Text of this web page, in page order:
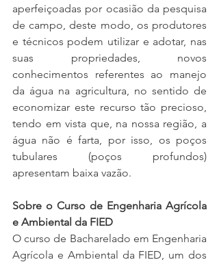
aperfeiçoadas por ocasião da pesquisa
de campo, deste modo, os produtores
e técnicos podem utilizar e adotar, nas
suas propriedades, novos
conhecimentos referentes ao manejo
da água na agricultura, no sentido de
economizar este recurso tão precioso,
tendo em vista que, na nossa região, a
água não é farta, por isso, os poços
tubulares (poços profundos)
apresentam baixa vazão.
Sobre o Curso de Engenharia Agrícola
e Ambiental da FIED
O curso de Bacharelado em Engenharia
Agrícola e Ambiental da FIED, um dos